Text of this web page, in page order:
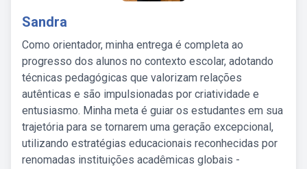
Sandra
Como orientador, minha entrega é completa ao
progresso dos alunos no contexto escolar, adotando
técnicas pedagógicas que valorizam relações
autênticas e são impulsionadas por criatividade e
entusiasmo. Minha meta é guiar os estudantes em sua
trajetória para se tornarem uma geração excepcional,
utilizando estratégias educacionais reconhecidas por
renomadas instituições acadêmicas globais -